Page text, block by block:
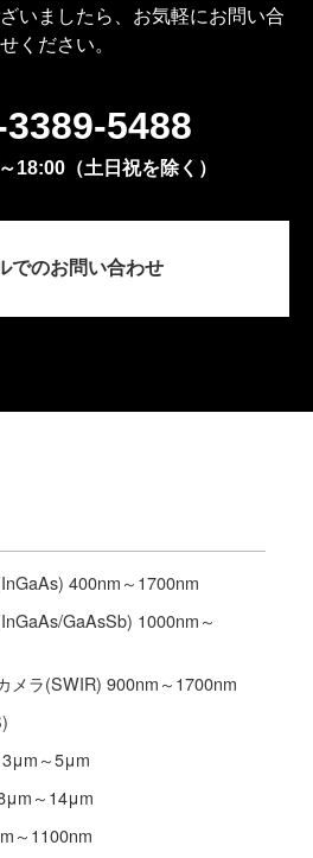
いましたら、お気軽にお問い合
ください。
3389-5488
18:00（土日祝を除く）
でのお問い合わせ
400nm～1700nm
GaAsSb) 1000nm～
メラ(SWIR) 900nm～1700nm
～5μm
～14μm
～1100nm